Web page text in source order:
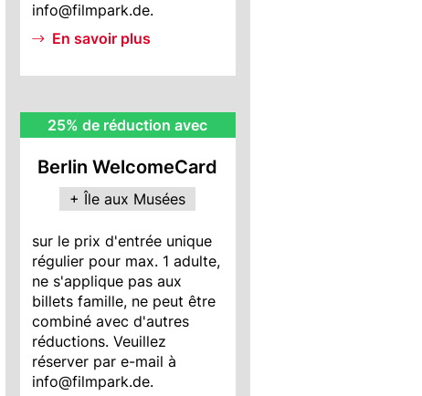
info@filmpark.de.
En savoir plus
Rebate
25% de réduction avec
Berlin WelcomeCard
+ Île aux Musées
MI
Info
sur le prix d'entrée unique
régulier pour max. 1 adulte,
ne s'applique pas aux
billets famille, ne peut être
combiné avec d'autres
réductions. Veuillez
réserver par e-mail à
info@filmpark.de.